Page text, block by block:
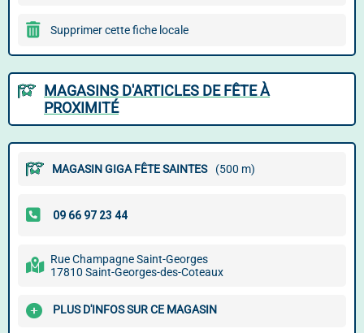
Supprimer cette fiche locale
MAGASINS D'ARTICLES DE FÊTE À
PROXIMITÉ
MAGASIN GIGA FÊTE SAINTES (500 m)
Rue Champagne Saint-Georges
17810 Saint-Georges-des-Coteaux
PLUS D'INFOS SUR CE MAGASIN